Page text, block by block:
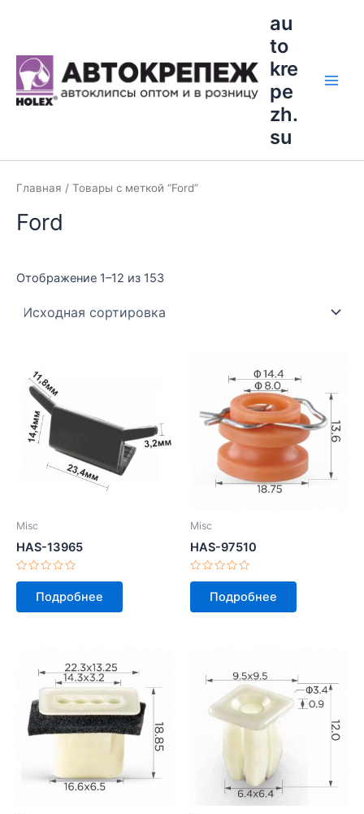
au
to
kre
pe
zh.
su
Главная / Товары с меткой “Ford”
Ford
Отображение 1–12 из 153
Misc
HAS-13965
Оценка
5
Подробнее
Misc
HAS-97510
Оценка
5
Подробнее